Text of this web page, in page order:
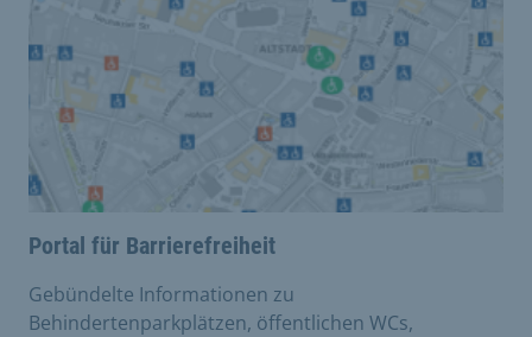
Portal für Barrierefreiheit
Gebündelte Informationen zu
Behindertenparkplätzen, öffentlichen WCs,